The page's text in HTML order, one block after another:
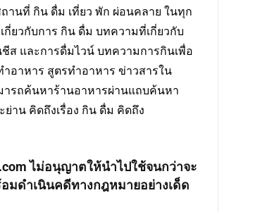
านที่ กิน ดื่ม เที่ยว พัก ผ่อนคลาย ในทุก
ยวกับการ กิน ดื่ม บทความที่เกี่ยวกับ
ส และการดื่มไวน์ บทความการกินเพื่อ
อาหาร สูตรทำอาหาร ข่าวสารใน
ารถค้นหาร้านอาหารผ่านแถบค้นหา
าน คิดถึงเรื่อง กิน ดื่ม คิดถึง
ไม่อนุญาตให้นำไปใช้จนกว่าจะ
มดำเนินคดีทางกฎหมายอย่างเด็ด